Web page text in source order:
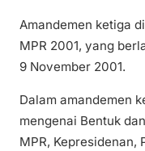
Amandemen ketiga
MPR 2001, yang
9 November 2001.
Dalam amandemen
mengenai Bentuk
MPR, Kepresidenan,